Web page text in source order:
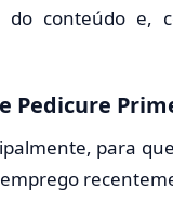
conteúdo e,
Pedicure
para